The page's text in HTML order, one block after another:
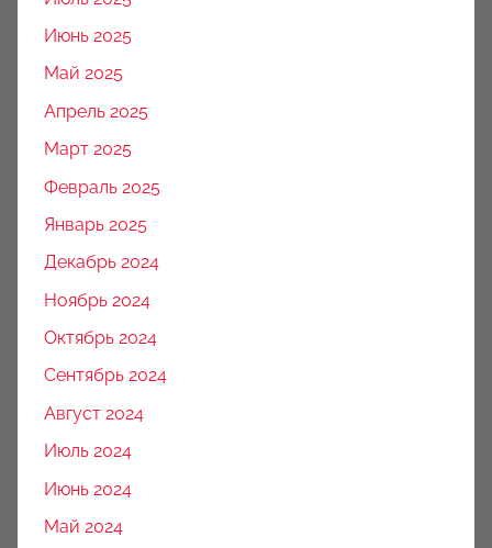
Июнь 2025
Май 2025
Апрель 2025
Март 2025
Февраль 2025
Январь 2025
Декабрь 2024
Ноябрь 2024
Октябрь 2024
Сентябрь 2024
Август 2024
Июль 2024
Июнь 2024
Май 2024